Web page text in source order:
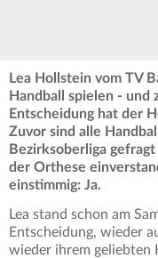
Lea Hollstein vom TV
Handball spielen -
Entscheidung hat der
Zuvor sind alle
Bezirksoberliga
der Orthese
einstimmig: Ja.
Lea stand schon am
Entscheidung, wieder
wieder ihrem geliebten